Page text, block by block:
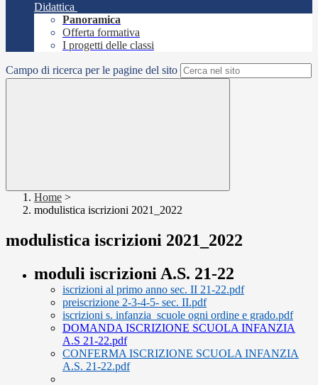
Didattica
Panoramica
Offerta formativa
I progetti delle classi
Campo di ricerca per le pagine del sito
Home >
modulistica iscrizioni 2021_2022
modulistica iscrizioni 2021_2022
moduli iscrizioni A.S. 21-22
iscrizioni al primo anno sec. II 21-22.pdf
preiscrizione 2-3-4-5- sec. II.pdf
iscrizioni s. infanzia_scuole ogni ordine e grado.pdf
DOMANDA ISCRIZIONE SCUOLA INFANZIA
A.S 21-22.pdf
CONFERMA ISCRIZIONE SCUOLA INFANZIA
A.S. 21-22.pdf